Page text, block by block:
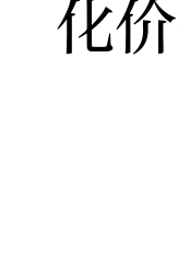
化价
国